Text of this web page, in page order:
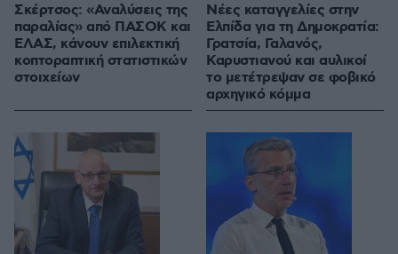
Σκέρτσος: «Αναλύσεις της
παραλίας» από ΠΑΣΟΚ και
ΕΛΑΣ, κάνουν επιλεκτική
κοπτοραπτική στατιστικών
στοιχείων
Νέες καταγγελίες στην
Ελπίδα για τη Δημοκρατία:
Γρατσία, Γαλανός,
Καρυστιανού και αυλικοί
το μετέτρεψαν σε φοβικό
αρχηγικό κόμμα